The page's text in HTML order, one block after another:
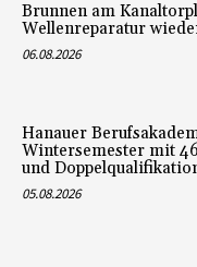
Brunnen am
Wellenreparatur
06.08.2026
Hanauer
Wintersemester mit
und
05.08.2026